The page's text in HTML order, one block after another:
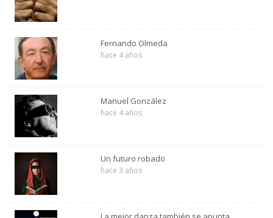
Fernando Olmeda
hace 4 años
Manuel González
hace 4 años
Un futuro robado
hace 3 años